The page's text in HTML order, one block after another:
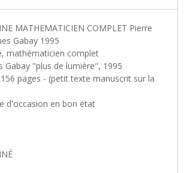
MATHEMATICIEN COMPLET Pierre
Gabay 1995
mathématicien complet
Gabay "plus de lumière", 1995
pages - (petit texte manuscrit sur la
d'occasion en bon état